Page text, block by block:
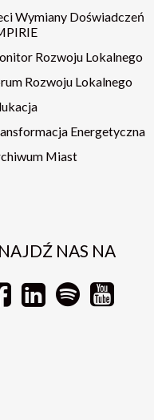
Wymiany Doświadczeń
Rozwoju Lokalnego
Rozwoju Lokalnego
Energetyczna
Miast
NAS NA